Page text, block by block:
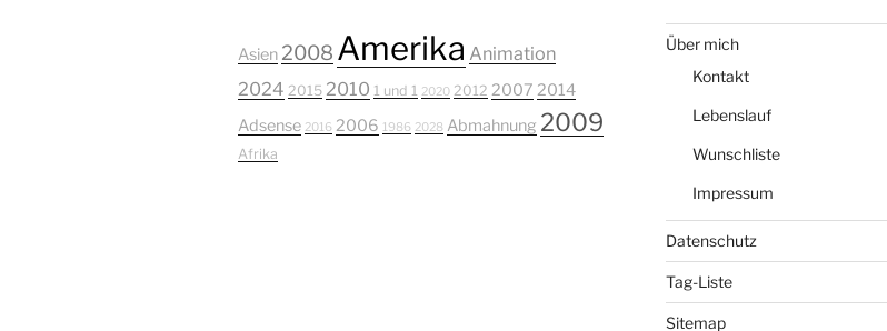
Asien 2008 Amerika Animation
2024 2015 2010 1 und 1 2020 2012 2007 2014
Adsense 2016 2006 1986 2028 Abmahnung 2009
Afrika
Über mich
Kontakt
Lebenslauf
Wunschliste
Impressum
Datenschutz
Tag-Liste
Sitemap